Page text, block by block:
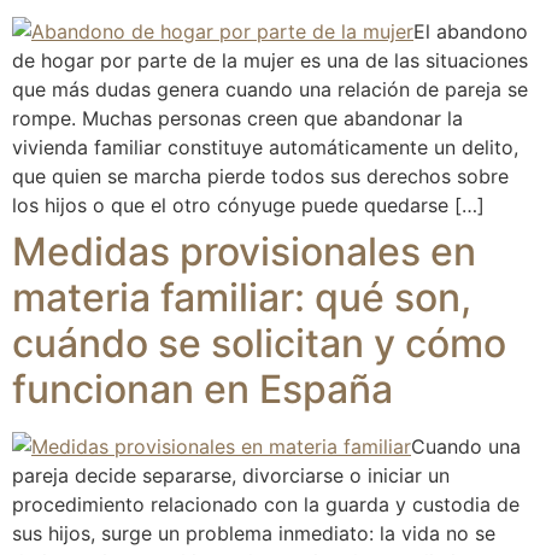
El abandono
de hogar por parte de la mujer es una de las situaciones
que más dudas genera cuando una relación de pareja se
rompe. Muchas personas creen que abandonar la
vivienda familiar constituye automáticamente un delito,
que quien se marcha pierde todos sus derechos sobre
los hijos o que el otro cónyuge puede quedarse […]
Medidas provisionales en
materia familiar: qué son,
cuándo se solicitan y cómo
funcionan en España
Cuando una
pareja decide separarse, divorciarse o iniciar un
procedimiento relacionado con la guarda y custodia de
sus hijos, surge un problema inmediato: la vida no se